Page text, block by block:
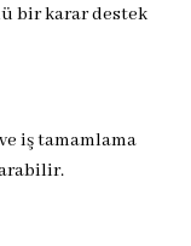
bir karar destek
iş tamamlama